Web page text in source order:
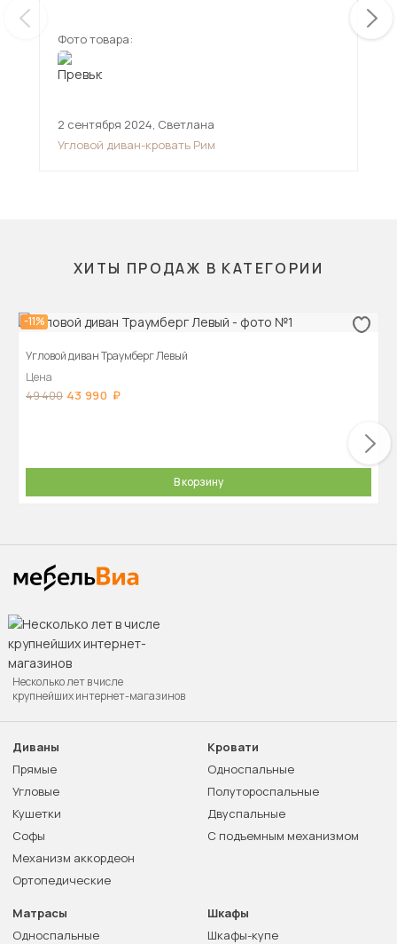
Фото товара:
2 сентября 2024, Светлана
Угловой диван-кровать Рим
ХИТЫ ПРОДАЖ В КАТЕГОРИИ
-11%
Угловой диван Траумберг Левый
Цена
49 400 43 990
В корзину
Несколько лет в числе
крупнейших интернет-магазинов
Диваны
Прямые
Угловые
Кушетки
Софы
Механизм аккордеон
Ортопедические
Кровати
Односпальные
Полутороспальные
Двуспальные
С подъемным механизмом
Матрасы
Односпальные
Шкафы
Шкафы-купе